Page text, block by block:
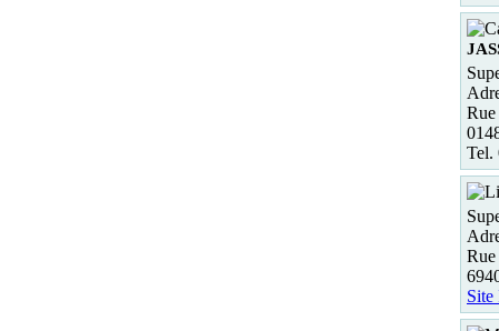
Tel.
Site